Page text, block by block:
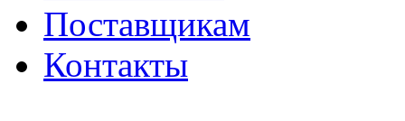
Поставщикам
Контакты